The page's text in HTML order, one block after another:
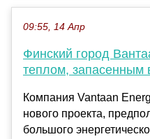
09:55, 14 Апр
Финский город
теплом, запасенным
Компания Vantaan
нового проекта,
большого